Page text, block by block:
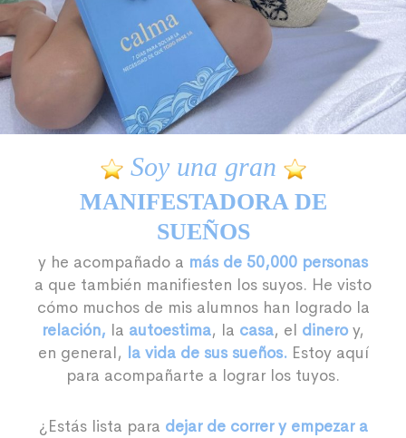
Soy una gran
MANIFESTADORA DE
SUEÑOS
y he acompañado a más de 50,000 personas
a que también manifiesten los suyos. He visto
cómo muchos de mis alumnos han logrado la
relación, la autoestima, la casa, el dineroy,
en general, la vida de sus sueños.Estoy aquí
para acompañarte a lograr los tuyos.
¿Estás lista para dejar de correr y empezar a